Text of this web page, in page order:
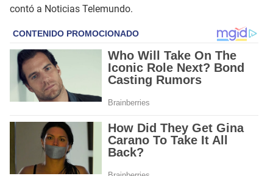
contó a Noticias Telemundo.